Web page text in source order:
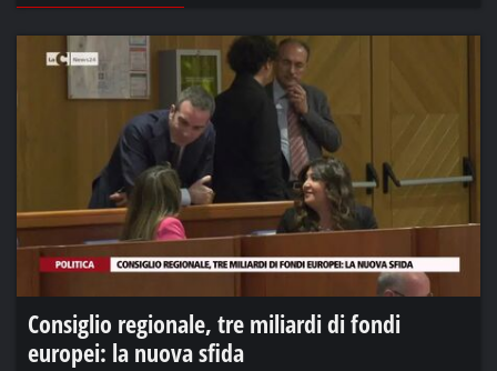
Consiglio regionale, tre miliardi di fondi
europei: la nuova sfida